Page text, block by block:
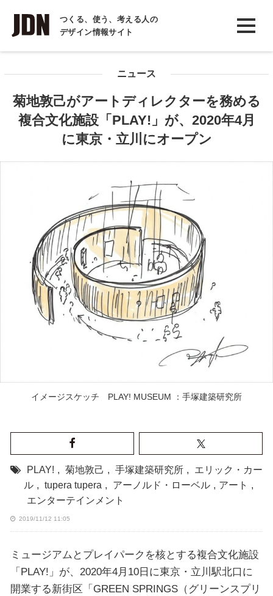
つくる、使う、考える人の
デザイン情報サイト
INTERVIEW
インタビュー
COLUMN
コラム
ニュース
菊地敦己がアートディレクターを務める
複合文化施設「PLAY!」が、2020年4月
に東京・立川にオープン
イメージスケッチ PLAY! MUSEUM ：手塚建築研究所
PLAY! , 菊地敦己 , 手塚建築研究所 ,
エリック・カー
ル , tupera tupera , アーノルド・ローベル , アート ,
エンターテインメント
2019/11/12 11:05
ミュージアムとプレイパークを核とする複合文化施設
「PLAY!」が、2020年4月10日に東京・立川駅北口に
開業する新街区「GREEN SPRINGS（グリーンスプリ